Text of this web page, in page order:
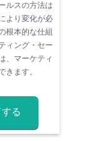
ルスの方法は
より変化が必
根本的な仕組
ィング・セー
、マーケティ
きます。
る